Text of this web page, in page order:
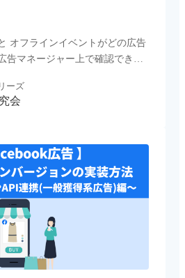
オフラインイベントがどの広告
告マネージャー上で確認できる
事をご確認ください。 メリット
[…...
ーズ
会